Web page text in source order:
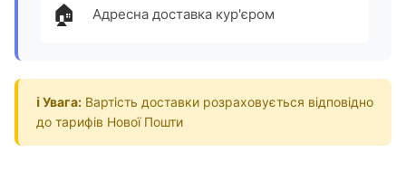
🏠 Адресна доставка кур'єром
ℹ️ Увага: Вартість доставки розраховується відповідно
до тарифів Нової Пошти